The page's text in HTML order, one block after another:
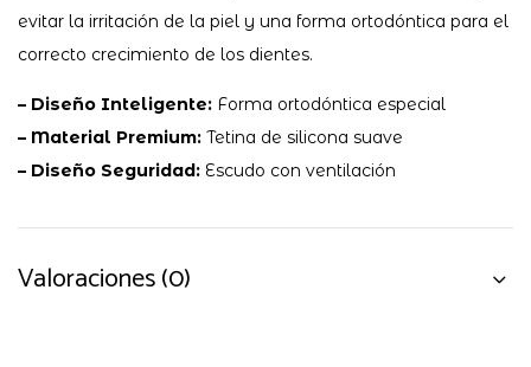
evitar la irritación de la piel y una forma ortodóntica para el
correcto crecimiento de los dientes.
– Diseño Inteligente: Forma ortodóntica especial
– Material Premium: Tetina de silicona suave
– Diseño Seguridad: Escudo con ventilación
Valoraciones (0)